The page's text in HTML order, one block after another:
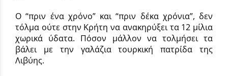
Ο “πριν ένα χρόνο” και “πριν δέκα χρόνια”, δεν
τόλμα ούτε στην Κρήτη να ανακηρύξει τα 12 μίλια
χωρικά ύδατα. Πόσον μάλλον να τολμήσει τα
βάλει με την γαλάζια τουρκική πατρίδα της
Λιβύης.